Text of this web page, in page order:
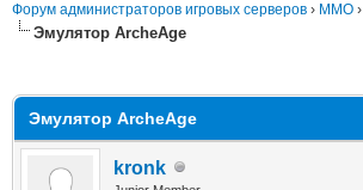
Форум администраторов игровых серверов › MMO ›
Эмулятор ArcheAge
Эмулятор ArcheAge
kronk